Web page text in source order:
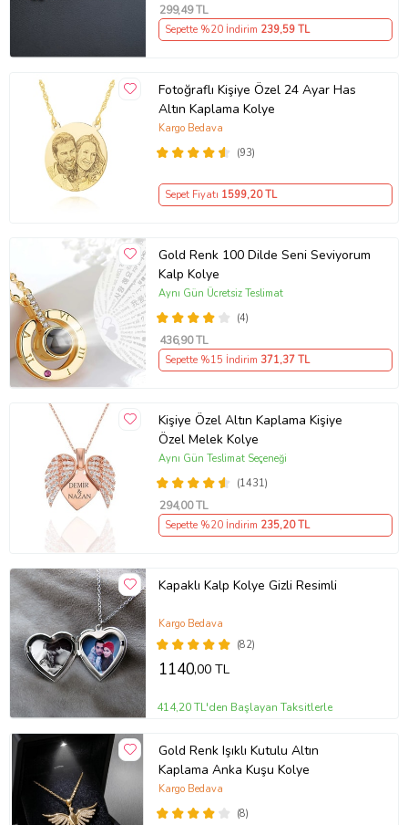
299,49 TL
Sepette %20 İndirim 239,59 TL
Fotoğraflı Kişiye Özel 24 Ayar Has
Altın Kaplama Kolye
(93)
Kargo Bedava
Sepet Fiyatı 1599,20 TL
Gold Renk 100 Dilde Seni Seviyorum
Kalp Kolye
(4)
Aynı Gün Ücretsiz Teslimat
436,90 TL
Sepette %15 İndirim 371,37 TL
Kişiye Özel Altın Kaplama Kişiye
Özel Melek Kolye
(1431)
Aynı Gün Teslimat Seçeneği
294,00 TL
Sepette %20 İndirim 235,20 TL
Kapaklı Kalp Kolye Gizli Resimli
(82)
Kargo Bedava
1140,00 TL
414,20 TL'den Başlayan Taksitlerle
Gold Renk Işıklı Kutulu Altın
Kaplama Anka Kuşu Kolye
(8)
Kargo Bedava